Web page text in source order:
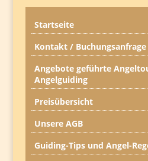
Startseite
Kontakt / Buchungsanfrage
Angebote geführte
Angelguiding
Preisübersicht
Unsere AGB
Guiding-Tips und Angel-